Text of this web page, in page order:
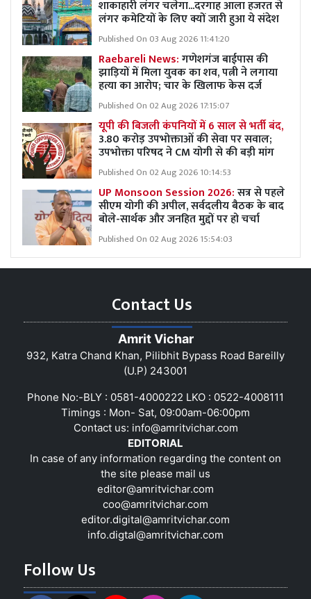
शाकाहारी लंगर चलेगा...दरगाह आला हजरत से
लंगर कमेटियों के लिए क्यों जारी हुआ ये संदेश
Published On 03 Aug 2026 11:41:20
Raebareli News:गणेशगंज बाईपास की
झाड़ियों में मिला युवक का शव, पत्नी ने लगाया
हत्या का आरोप; चार के खिलाफ केस दर्ज
Published On 02 Aug 2026 17:15:07
यूपी की बिजली कंपनियों में 6 साल से भर्ती बंद,
3.80 करोड़ उपभोक्ताओं की सेवा पर सवाल;
उपभोक्ता परिषद ने CM योगी से की बड़ी मांग
Published On 02 Aug 2026 10:14:53
UP Monsoon Session 2026:सत्र से पहले
सीएम योगी की अपील, सर्वदलीय बैठक के बाद
बोले-सार्थक और जनहित मुद्दों पर हो चर्चा
Published On 02 Aug 2026 15:54:03
Contact Us
Amrit Vichar
932, Katra Chand Khan, Pilibhit Bypass Road Bareilly
(U.P) 243001
Phone No:-BLY : 0581-4000222 LKO : 0522-4008111
Timings : Mon- Sat, 09:00am-06:00pm
Contact us: info@amritvichar.com
EDITORIAL
In case of any information regarding the content on
the site please mail us
editor@amritvichar.com
coo@amritvichar.com
editor.digital@amritvichar.com
info.digtal@amritvichar.com
Follow Us